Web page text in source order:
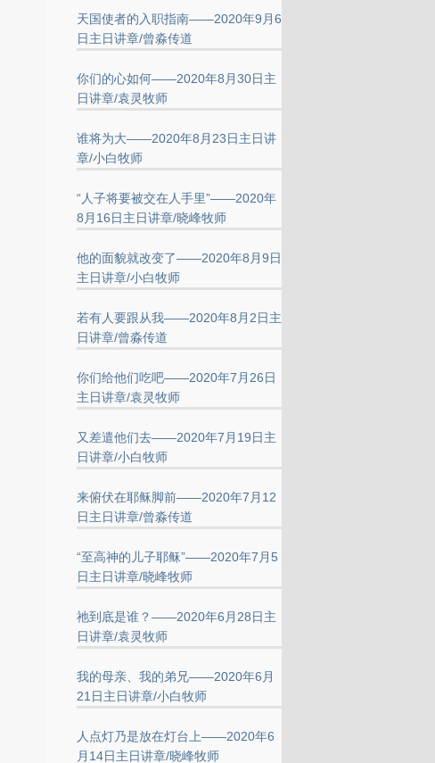
天国使者的入职指南——2020年9月6
日主日讲章/曾淼传道
你们的心如何——2020年8月30日主
日讲章/袁灵牧师
谁将为大——2020年8月23日主日讲
章/小白牧师
“人子将要被交在人手里”——2020年
8月16日主日讲章/晓峰牧师
他的面貌就改变了——2020年8月9日
主日讲章/小白牧师
若有人要跟从我——2020年8月2日主
日讲章/曾淼传道
你们给他们吃吧——2020年7月26日
主日讲章/袁灵牧师
又差遣他们去——2020年7月19日主
日讲章/小白牧师
来俯伏在耶稣脚前——2020年7月12
日主日讲章/曾淼传道
“至高神的儿子耶稣”——2020年7月5
日主日讲章/晓峰牧师
祂到底是谁？——2020年6月28日主
日讲章/袁灵牧师
我的母亲、我的弟兄——2020年6月
21日主日讲章/小白牧师
人点灯乃是放在灯台上——2020年6
月14日主日讲章/晓峰牧师